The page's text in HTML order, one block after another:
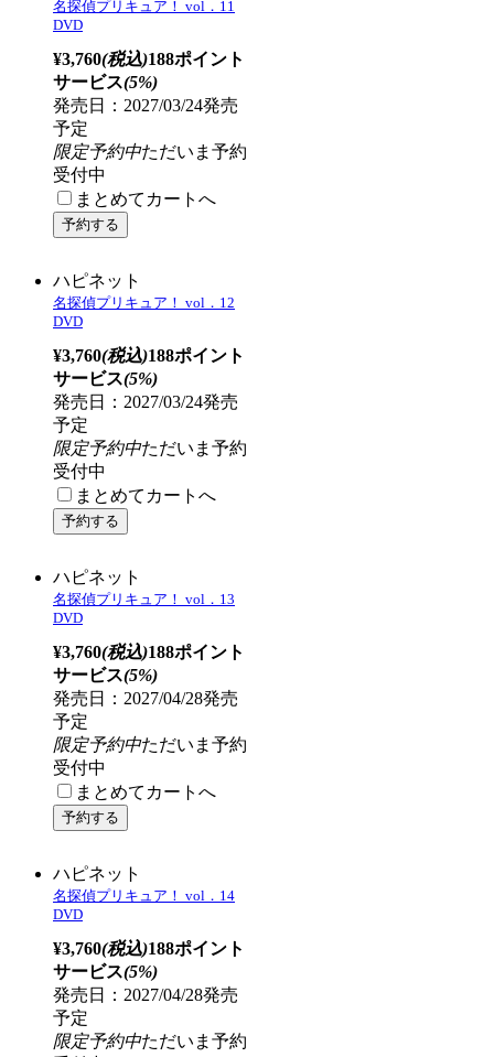
¥3,760
サービス(5%)
発売日：2027/02/24発売
予定
限定予約中
ただいま予約
受付中
まとめてカートへ
名探偵プリキュア！ vol．10
DVD
¥3,760
サービス(5%)
発売日：2027/02/24発売
予定
限定予約中
ただいま予約
受付中
まとめてカートへ
名探偵プリキュア！ vol．11
DVD
¥3,760
サービス(5%)
発売日：2027/03/24発売
予定
限定予約中
ただいま予約
受付中
まとめてカートへ
名探偵プリキュア！ vol．12
DVD
¥3,760
サービス(5%)
発売日：2027/03/24発売
予定
限定予約中
ただいま予約
受付中